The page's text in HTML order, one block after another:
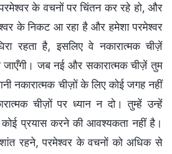
के वचनों पर चिंतन कर रहे हो, और
के निकट आ रहा है और हमेशा परमेश्वर
रहता है, इसलिए वे नकारात्मक चीज़ें
जाएँगी। जब नई और सकारात्मक चीज़ें तुम
नकारात्मक चीज़ों के लिए कोई जगह नहीं
चीज़ों पर ध्यान न दो। तुम्हें उन्हें
प्रयास करने की आवश्यकता नहीं है।
रहने, परमेश्वर के वचनों को अधिक से